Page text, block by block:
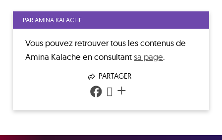
PAR AMINA KALACHE
Vous pouvez retrouver tous les contenus de
Amina Kalache en consultantsa page
PARTAGER
+